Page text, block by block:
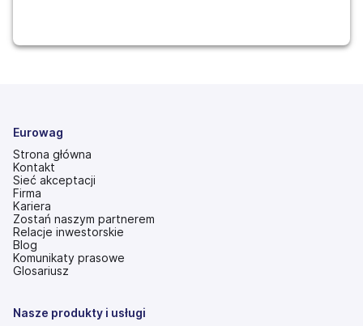
Eurowag
Strona główna
Kontakt
Sieć akceptacji
Firma
Kariera
Zostań naszym partnerem
Relacje inwestorskie
(otwiera
się
w
Blog
Komunikaty prasowe
Glosariusz
Nasze produkty i usługi